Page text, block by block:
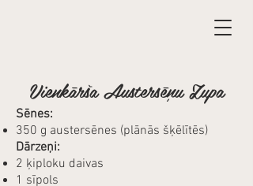
Vienkārša Austersēņu Zupa
Sēnes:
350 g austersēnes (plānās šķēlītēs)
Dārzeņi:​
2 ķiploku daivas
1 sīpols